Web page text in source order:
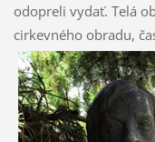
odopreli vydať. Telá
cirkevného obradu,